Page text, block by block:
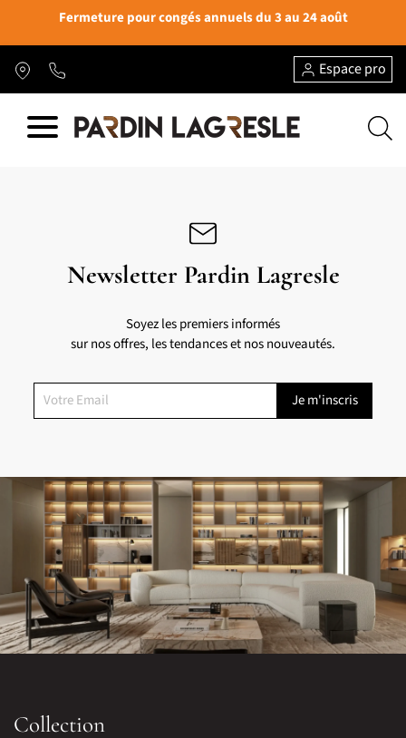
Fermeture pour congés annuels du 3 au 24 août
Espace pro
Newsletter Pardin Lagresle
Soyez les premiers informés
sur nos offres, les tendances et nos nouveautés.
Collection